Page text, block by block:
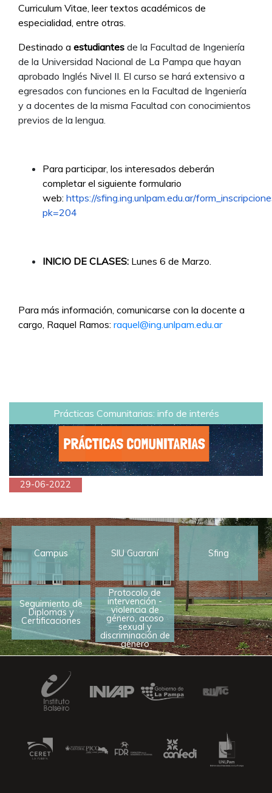
Curriculum Vitae, leer textos académicos de
especialidad, entre otras.
Destinado a estudiantes de la Facultad de Ingeniería
de la Universidad Nacional de La Pampa que hayan
aprobado Inglés Nivel II. El curso se hará extensivo a
egresados con funciones en la Facultad de Ingeniería
y a docentes de la misma Facultad con conocimientos
previos de la lengua.
Para participar, los interesados deberán
completar el siguiente formulario
web: https://sfing.ing.unlpam.edu.ar/
pk=204
INICIO DE CLASES: Lunes 6 de Marzo.
Para más información, comunicarse con la docente a
cargo, Raquel Ramos: raquel@ing.unlpam.edu.ar
Prácticas Comunitarias: info de interés
29-06-2022
Campus SIU Guaraní Sfing
Seguimiento de
Diplomas y
Certificaciones
Protocolo de
intervención -
violencia de
género, acoso
sexual y
discriminación de
género